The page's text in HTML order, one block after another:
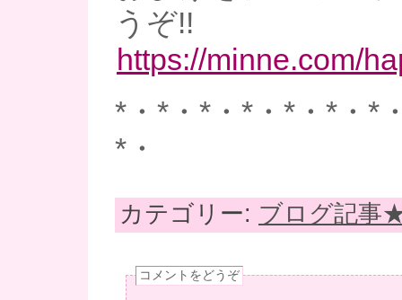
うぞ!!
https://minne.com/
*・*・*・*・*・*・*
*・
カテゴリー: ブログ記事
コメントをどうぞ